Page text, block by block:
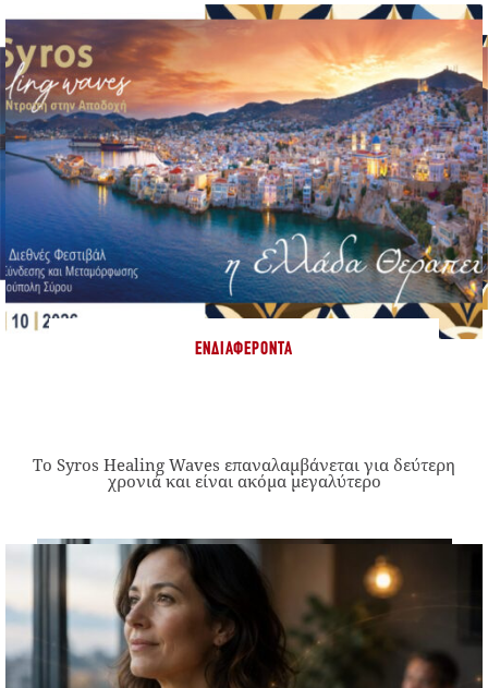
ΕΝΔΙΑΦΈΡΟΝΤΑ
Το Syros Healing Waves επαναλαμβάνεται για δεύτερη
χρονιά και είναι ακόμα μεγαλύτερο